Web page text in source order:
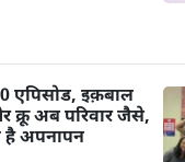
एपिसोड, इक़बाल
क्रू अब परिवार जैसे,
है अपनापन